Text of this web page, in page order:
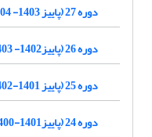
دوره 27 (پاییز 1403- 1404)
دوره 26 (پاییز1402- 1403)
دوره 25 (پاییز 1401-1402)
دوره 24 (پاییز1401-1400)